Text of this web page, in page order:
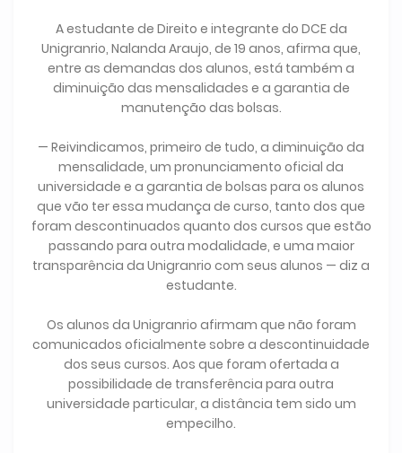
A estudante de Direito e integrante do DCE da
Unigranrio, Nalanda Araujo, de 19 anos, afirma que,
entre as demandas dos alunos, está também a
diminuição das mensalidades e a garantia de
manutenção das bolsas.
— Reivindicamos, primeiro de tudo, a diminuição da
mensalidade, um pronunciamento oficial da
universidade e a garantia de bolsas para os alunos
que vão ter essa mudança de curso, tanto dos que
foram descontinuados quanto dos cursos que estão
passando para outra modalidade, e uma maior
transparência da Unigranrio com seus alunos — diz a
estudante.
Os alunos da Unigranrio afirmam que não foram
comunicados oficialmente sobre a descontinuidade
dos seus cursos. Aos que foram ofertada a
possibilidade de transferência para outra
universidade particular, a distância tem sido um
empecilho.